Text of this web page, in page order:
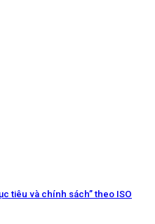
tiêu và chính sách” theo ISO